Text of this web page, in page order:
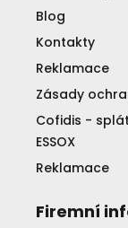
Blog
Kontakty
Reklamace
Zásady
Cofidis -
ESSOX
Reklamace
Firemní